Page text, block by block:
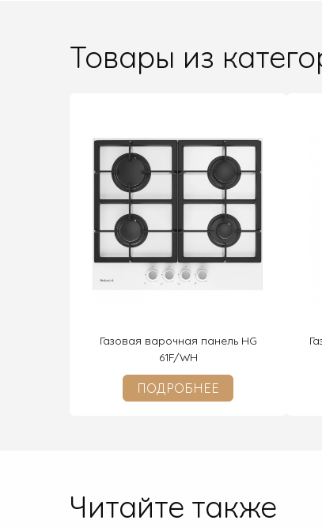
Товары из
Газовая варочная панель HG
61F/WH
ПОДРОБНЕЕ
Читайте также